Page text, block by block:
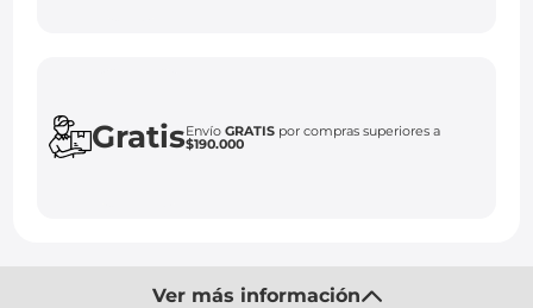
GratisEnvíoGRATIS por compras superiores a
$190.000
Ver más información